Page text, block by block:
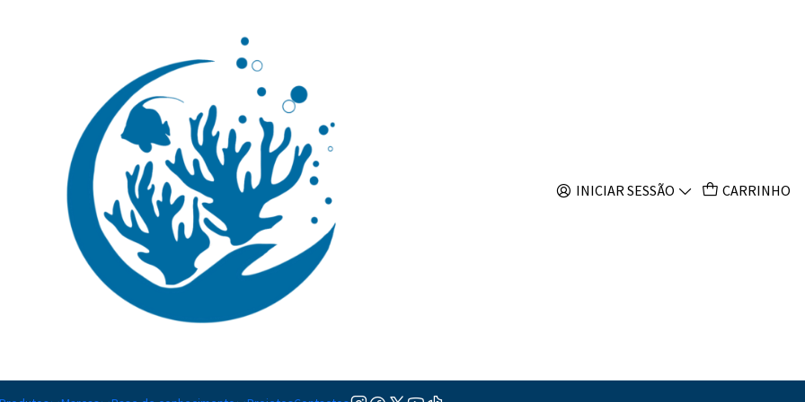
INICIAR SESSÃO CARRINHO
Manonichthys splendens
TAMANHO
Adicionar à lista de favoritos
Mostrar stock das localizações